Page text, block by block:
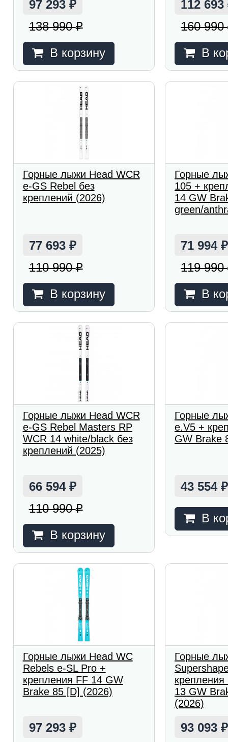
97 293 ₽
138 990₽
В корзину
112 693
160 990
В
Горные лыжи Head WCR
e-GS Rebel без
креплений (2026)
77 693 ₽
110 990₽
В корзину
Горные
105 +
14 GW
green/
71 994₽
119 990
В
Горные лыжи Head WCR
e-GS Rebel Masters RP
WCR 14 white/black без
креплений (2025)
66 594 ₽
110 990₽
В корзину
Горные
e.V5 +
GW Brake
43 554₽
В
Горные лыжи Head WC
Rebels e-SL Pro +
крепления FF 14 GW
Brake 85 [D] (2026)
97 293 ₽
Горные
13 GW
(2026)
93 093₽